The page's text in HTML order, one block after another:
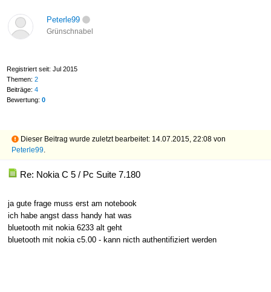
Peterle99
Grünschnabel
Registriert seit: Jul 2015
Themen: 2
Beiträge: 4
Bewertung: 0
Dieser Beitrag wurde zuletzt bearbeitet: 14.07.2015, 22:08 von
Peterle99
Re: Nokia C 5 / Pc Suite 7.180
ja gute frage muss erst am notebook
ich habe angst dass handy hat was
bluetooth mit nokia 6233 alt geht
bluetooth mit nokia c5.00 - kann nicth authentifiziert werden